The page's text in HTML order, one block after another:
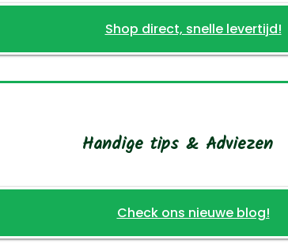
Shop direct, snelle levertijd!
Handige tips & Adviezen
Check ons nieuwe blog!